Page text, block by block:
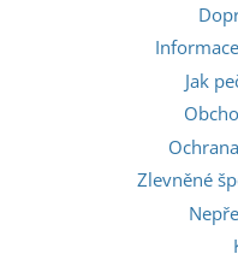
Jak
Zlevněné